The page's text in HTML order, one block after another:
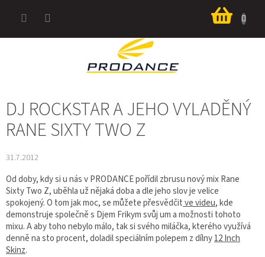
košík
DJ ROCKSTAR A JEHO VYLADĚNÝ
RANE SIXTY TWO Z
31.7.2012
Od doby, kdy si u nás v PRODANCE pořídil zbrusu nový mix Rane
Sixty Two Z, uběhla už nějaká doba a dle jeho slov je velice
spokojený. O tom jak moc, se můžete přesvědčitve videu, kde
demonstruje společně s Djem Frikym svůj um a možnosti tohoto
mixu. A aby toho nebylo málo, tak si svého miláčka, kterého využívá
denně na sto procent, doladil speciálním polepem z dílny12 Inch
Skinz.